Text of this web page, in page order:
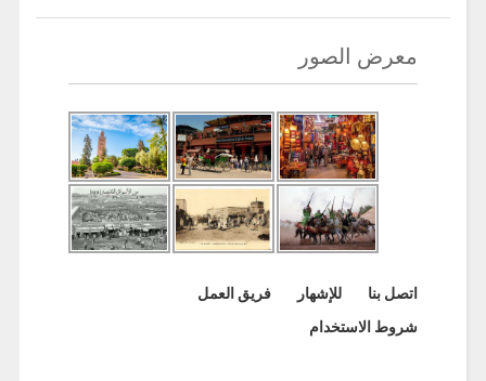
معرض الصور
اتصل بنا للإشهار
فريق العمل
شروط الاستخدام